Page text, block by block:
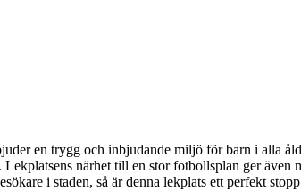
en trygg och inbjudande miljö för barn i alla
närhet till en stor fotbollsplan ger
i staden, så är denna lekplats ett perfekt